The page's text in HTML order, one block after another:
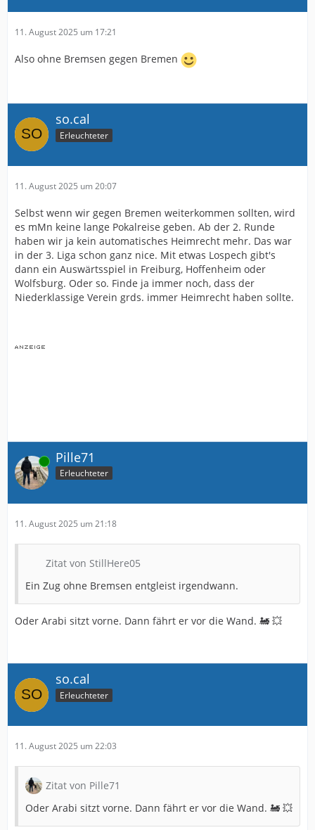
11. August 2025 um 17:21
Also ohne Bremsen gegen Bremen
so.cal
Erleuchteter
11. August 2025 um 20:07
Selbst wenn wir gegen Bremen weiterkommen sollten, wird
es mMn keine lange Pokalreise geben. Ab der 2. Runde
haben wir ja kein automatisches Heimrecht mehr. Das war
in der 3. Liga schon ganz nice. Mit etwas Lospech gibt's
dann ein Auswärtsspiel in Freiburg, Hoffenheim oder
Wolfsburg. Oder so. Finde ja immer noch, dass der
Niederklassige Verein grds. immer Heimrecht haben sollte.
Online Pille71
Erleuchteter
11. August 2025 um 21:18
Zitat von StillHere05
Ein Zug ohne Bremsen entgleist irgendwann.
Oder Arabi sitzt vorne. Dann fährt er vor die Wand. 🚂 💥
so.cal
Erleuchteter
11. August 2025 um 22:03
Zitat von Pille71
Oder Arabi sitzt vorne. Dann fährt er vor die Wand. 🚂 💥